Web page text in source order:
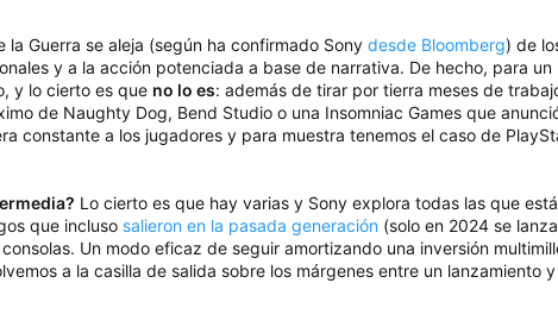
la Guerra se aleja (según ha confirmado Sony desde Bloomberg) de
y a la acción potenciada a base de narrativa. De hecho, para
y lo cierto es que no lo es: además de tirar por tierra meses de
de Naughty Dog, Bend Studio o una Insomniac Games que
constante a los jugadores y para muestra tenemos el caso de
Lo cierto es que hay varias y Sony explora todas las que
que incluso salieron en la pasada generación (solo en 2024 se
Un modo eficaz de seguir amortizando una inversión
a la casilla de salida sobre los márgenes entre un lanzamiento